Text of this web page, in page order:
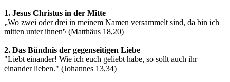
1. Jesus Christus in der Mitte
„Wo zwei oder drei in meinem Namen versammelt sind, da bin ich
mitten unter ihnen'\ (Matthäus 18,20)
2. Das Bündnis der gegenseitigen Liebe
"Liebt einander! Wie ich euch geliebt habe, so sollt auch ihr
einander lieben." (Johannes 13,34)